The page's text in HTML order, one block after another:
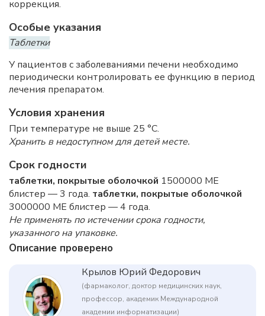
коррекция.
Особые указания
Таблетки
У пациентов с заболеваниями печени необходимо
периодически контролировать ее функцию в период
лечения препаратом.
Условия хранения
При температуре не выше 25 °C.
Хранить в недоступном для детей месте.
Срок годности
таблетки, покрытые оболочкой 1500000 МЕ
блистер — 3 года. таблетки, покрытые оболочкой
3000000 МЕ блистер — 4 года.
Не применять по истечении срока годности,
указанного на упаковке.
Описание проверено
Крылов Юрий Федорович
(фармаколог, доктор медицинских наук,
профессор, академик Международной
академии информатизации)